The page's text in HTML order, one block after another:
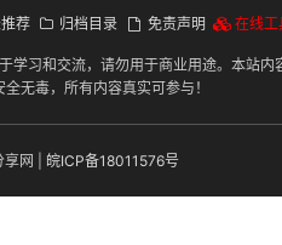
荐 归档目录 免责声明 在线工
学习和交流，请勿用于商业用途。本站内
无毒，所有内容真实可参与！
网 | 皖ICP备18011576号